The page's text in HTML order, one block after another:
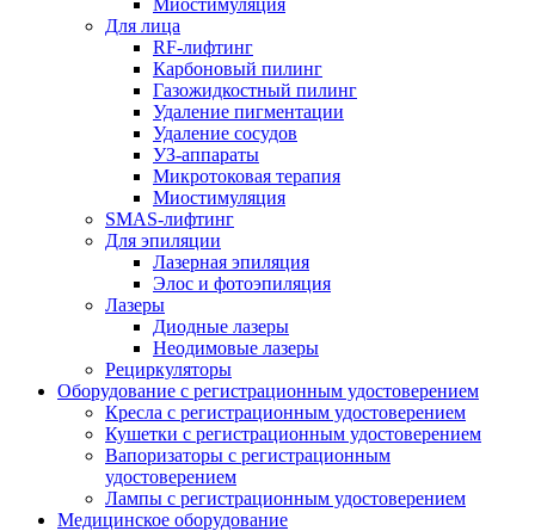
Миостимуляция
Для лица
RF-лифтинг
Карбоновый пилинг
Газожидкостный пилинг
Удаление пигментации
Удаление сосудов
УЗ-аппараты
Микротоковая терапия
Миостимуляция
SMAS-лифтинг
Для эпиляции
Лазерная эпиляция
Элос и фотоэпиляция
Лазеры
Диодные лазеры
Неодимовые лазеры
Рециркуляторы
Оборудование с регистрационным удостоверением
Кресла с регистрационным удостоверением
Кушетки с регистрационным удостоверением
Вапоризаторы с регистрационным
удостоверением
Лампы с регистрационным удостоверением
Медицинское оборудование